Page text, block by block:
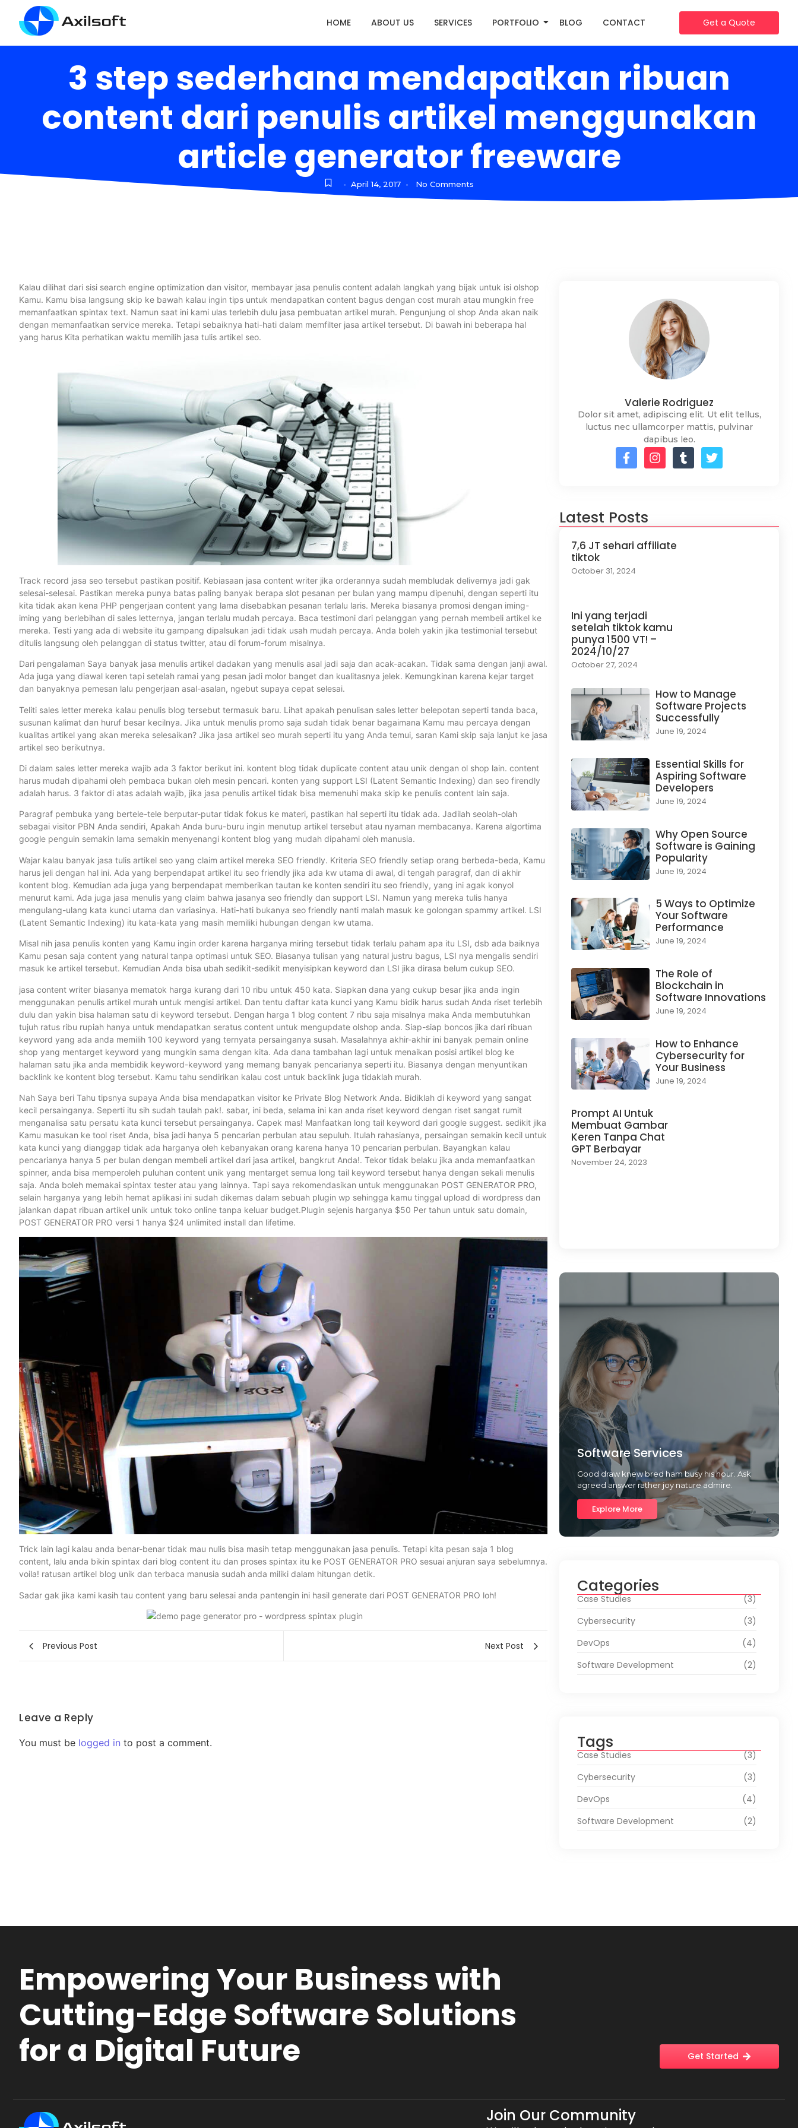
HOME ABOUT US SERVICES PORTFOLIO BLOG CONTACT Get a Quote
3 step sederhana mendapatkan ribuan
content dari penulis artikel menggunakan
article generator freeware
- April 14, 2017 - No Comments
Kalau dilihat dari sisi search engine optimization dan visitor, membayar jasa penulis content adalah langkah yang bijak untuk isi olshop
Kamu. Kamu bisa langsung skip ke bawah kalau ingin tips untuk mendapatkan content bagus dengan cost murah atau mungkin free
memanfaatkan spintax text. Namun saat ini kami ulas terlebih dulu jasa pembuatan artikel murah. Pengunjung ol shop Anda akan naik
dengan memanfaatkan service mereka. Tetapi sebaiknya hati-hati dalam memfilter jasa artikel tersebut. Di bawah ini beberapa hal
yang harus Kita perhatikan waktu memilih jasa tulis artikel seo.
Track record jasa seo tersebut pastikan positif. Kebiasaan jasa content writer jika orderannya sudah membludak delivernya jadi gak
selesai-selesai. Pastikan mereka punya batas paling banyak berapa slot pesanan per bulan yang mampu dipenuhi, dengan seperti itu
kita tidak akan kena PHP pengerjaan content yang lama disebabkan pesanan terlalu laris. Mereka biasanya promosi dengan iming-
iming yang berlebihan di sales letternya, jangan terlalu mudah percaya. Baca testimoni dari pelanggan yang pernah membeli artikel ke
mereka. Testi yang ada di website itu gampang dipalsukan jadi tidak usah mudah percaya. Anda boleh yakin jika testimonial tersebut
ditulis langsung oleh pelanggan di status twitter, atau di forum-forum misalnya.
Dari pengalaman Saya banyak jasa menulis artikel dadakan yang menulis asal jadi saja dan acak-acakan. Tidak sama dengan janji awal.
Ada juga yang diawal keren tapi setelah ramai yang pesan jadi molor banget dan kualitasnya jelek. Kemungkinan karena kejar target
dan banyaknya pemesan lalu pengerjaan asal-asalan, ngebut supaya cepat selesai.
Teliti sales letter mereka kalau penulis blog tersebut termasuk baru. Lihat apakah penulisan sales letter belepotan seperti tanda baca,
susunan kalimat dan huruf besar kecilnya. Jika untuk menulis promo saja sudah tidak benar bagaimana Kamu mau percaya dengan
kualitas artikel yang akan mereka selesaikan? Jika jasa artikel seo murah seperti itu yang Anda temui, saran Kami skip saja lanjut ke jasa
artikel seo berikutnya.
Di dalam sales letter mereka wajib ada 3 faktor berikut ini. kontent blog tidak duplicate content atau unik dengan ol shop lain. content
harus mudah dipahami oleh pembaca bukan oleh mesin pencari. konten yang support LSI (Latent Semantic Indexing) dan seo firendly
adalah harus. 3 faktor di atas adalah wajib, jika jasa penulis artikel tidak bisa memenuhi maka skip ke penulis content lain saja.
Paragraf pembuka yang bertele-tele berputar-putar tidak fokus ke materi, pastikan hal seperti itu tidak ada. Jadilah seolah-olah
sebagai visitor PBN Anda sendiri, Apakah Anda buru-buru ingin menutup artikel tersebut atau nyaman membacanya. Karena algortima
google penguin semakin lama semakin menyenangi kontent blog yang mudah dipahami oleh manusia.
Wajar kalau banyak jasa tulis artikel seo yang claim artikel mereka SEO friendly. Kriteria SEO friendly setiap orang berbeda-beda, Kamu
harus jeli dengan hal ini. Ada yang berpendapat artikel itu seo friendly jika ada kw utama di awal, di tengah paragraf, dan di akhir
kontent blog. Kemudian ada juga yang berpendapat memberikan tautan ke konten sendiri itu seo friendly, yang ini agak konyol
menurut kami. Ada juga jasa menulis yang claim bahwa jasanya seo friendly dan support LSI. Namun yang mereka tulis hanya
mengulang-ulang kata kunci utama dan variasinya. Hati-hati bukanya seo friendly nanti malah masuk ke golongan spammy artikel. LSI
(Latent Semantic Indexing) itu kata-kata yang masih memiliki hubungan dengan kw utama.
Misal nih jasa penulis konten yang Kamu ingin order karena harganya miring tersebut tidak terlalu paham apa itu LSI, dsb ada baiknya
Kamu pesan saja content yang natural tanpa optimasi untuk SEO. Biasanya tulisan yang natural justru bagus, LSI nya mengalis sendiri
masuk ke artikel tersebut. Kemudian Anda bisa ubah sedikit-sedikit menyisipkan keyword dan LSI jika dirasa belum cukup SEO.
jasa content writer biasanya mematok harga kurang dari 10 ribu untuk 450 kata. Siapkan dana yang cukup besar jika anda ingin
menggunakan penulis artikel murah untuk mengisi artikel. Dan tentu daftar kata kunci yang Kamu bidik harus sudah Anda riset terlebih
dulu dan yakin bisa halaman satu di keyword tersebut. Dengan harga 1 blog content 7 ribu saja misalnya maka Anda membutuhkan
tujuh ratus ribu rupiah hanya untuk mendapatkan seratus content untuk mengupdate olshop anda. Siap-siap boncos jika dari ribuan
keyword yang ada anda memilih 100 keyword yang ternyata persainganya susah. Masalahnya akhir-akhir ini banyak pemain online
shop yang mentarget keyword yang mungkin sama dengan kita. Ada dana tambahan lagi untuk menaikan posisi artikel blog ke
halaman satu jika anda membidik keyword-keyword yang memang banyak pencarianya seperti itu. Biasanya dengan menyuntikan
backlink ke kontent blog tersebut. Kamu tahu sendirikan kalau cost untuk backlink juga tidaklah murah.
Nah Saya beri Tahu tipsnya supaya Anda bisa mendapatkan visitor ke Private Blog Network Anda. Bidiklah di keyword yang sangat
kecil persainganya. Seperti itu sih sudah taulah pak!. sabar, ini beda, selama ini kan anda riset keyword dengan riset sangat rumit
menganalisa satu persatu kata kunci tersebut persainganya. Capek mas! Manfaatkan long tail keyword dari google suggest. sedikit jika
Kamu masukan ke tool riset Anda, bisa jadi hanya 5 pencarian perbulan atau sepuluh. Itulah rahasianya, persaingan semakin kecil untuk
kata kunci yang dianggap tidak ada harganya oleh kebanyakan orang karena hanya 10 pencarian perbulan. Bayangkan kalau
pencarianya hanya 5 per bulan dengan membeli artikel dari jasa artikel, bangkrut Anda!. Tekor tidak belaku jika anda memanfaatkan
spinner, anda bisa memperoleh puluhan content unik yang mentarget semua long tail keyword tersebut hanya dengan sekali menulis
saja. Anda boleh memakai spintax tester atau yang lainnya. Tapi saya rekomendasikan untuk menggunakan POST GENERATOR PRO,
selain harganya yang lebih hemat aplikasi ini sudah dikemas dalam sebuah plugin wp sehingga kamu tinggal upload di wordpress dan
jalankan dapat ribuan artikel unik untuk toko online tanpa keluar budget.Plugin sejenis harganya $50 Per tahun untuk satu domain,
POST GENERATOR PRO versi 1 hanya $24 unlimited install dan lifetime.
Trick lain lagi kalau anda benar-benar tidak mau nulis bisa masih tetap menggunakan jasa penulis. Tetapi kita pesan saja 1 blog
content, lalu anda bikin spintax dari blog content itu dan proses spintax itu ke POST GENERATOR PRO sesuai anjuran saya sebelumnya.
voila! ratusan artikel blog unik dan terbaca manusia sudah anda miliki dalam hitungan detik.
Sadar gak jika kami kasih tau content yang baru selesai anda pantengin ini hasil generate dari POST GENERATOR PRO loh!
Previous Post Next Post
Leave a Reply
You must be logged in to post a comment.
Valerie Rodriguez
Dolor sit amet, adipiscing elit. Ut elit tellus,
luctus nec ullamcorper mattis, pulvinar
dapibus leo.
Latest Posts
7,6 JT sehari affiliate
tiktok
October 31, 2024
Ini yang terjadi
setelah tiktok kamu
punya 1500 VT! –
2024/10/27
October 27, 2024
How to Manage
Software Projects
Successfully
June 19, 2024
Essential Skills for
Aspiring Software
Developers
June 19, 2024
Why Open Source
Software is Gaining
Popularity
June 19, 2024
5 Ways to Optimize
Your Software
Performance
June 19, 2024
The Role of
Blockchain in
Software Innovations
June 19, 2024
How to Enhance
Cybersecurity for
Your Business
June 19, 2024
Prompt AI Untuk
Membuat Gambar
Keren Tanpa Chat
GPT Berbayar
November 24, 2023
Software Services
Good draw knew bred ham busy his hour. Ask
agreed answer rather joy nature admire.
Explore More
Categories
Case Studies
(3)
Cybersecurity
(3)
DevOps
(4)
Software Development
(2)
Tags
Case Studies
(3)
Cybersecurity
(3)
DevOps
(4)
Software Development
(2)
Empowering Your Business with
Cutting-Edge Software Solutions
for a Digital Future
Get Started
Join Our Community